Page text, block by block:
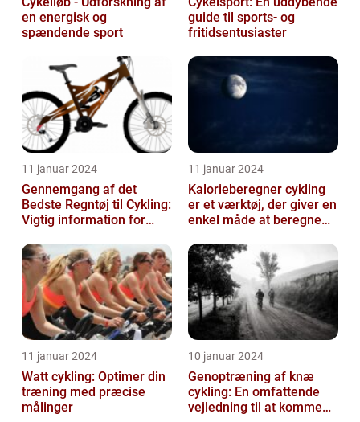
en energisk og
spændende sport
guide til sports- og
fritidsentusiaster
11 januar 2024
Gennemgang af det
Bedste Regntøj til Cykling:
Vigtig information for
Fritidsentusiaster
11 januar 2024
Kalorieberegner cykling
er et værktøj, der giver en
enkel måde at beregne
mængde k...
11 januar 2024
Watt cykling: Optimer din
træning med præcise
målinger
10 januar 2024
Genoptræning af knæ
cykling: En omfattende
vejledning til at komme